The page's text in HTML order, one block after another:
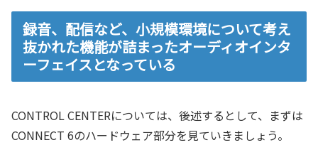
録音、配信など、小規模環境について考え
抜かれた機能が詰まったオーディオインタ
ーフェイスとなっている
CONTROL CENTERについては、後述するとして、まずは
CONNECT 6のハードウェア部分を見ていきましょう。